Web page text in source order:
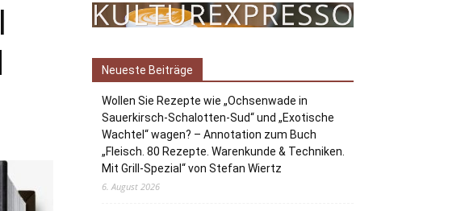
Neueste Beiträge
Wollen Sie Rezepte wie „Ochsenwade in
Sauerkirsch-Schalotten-Sud“ und „Exotische
Wachtel“ wagen? – Annotation zum Buch
„Fleisch. 80 Rezepte. Warenkunde & Techniken.
Mit Grill-Spezial“ von Stefan Wiertz
6. August 2026